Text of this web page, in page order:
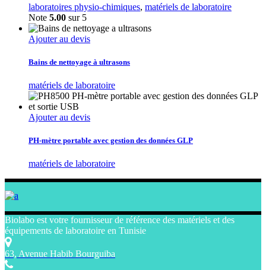
laboratoires physio-chimiques, matériels de laboratoire
Note 5.00 sur 5
Ajouter au devis
Bains de nettoyage à ultrasons
matériels de laboratoire
Ajouter au devis
PH-mètre portable avec gestion des données GLP
matériels de laboratoire
Biolabo est votre fournisseur de référence des matériels et des
équipements de laboratoire en Tunisie
63, Avenue Habib Bourguiba